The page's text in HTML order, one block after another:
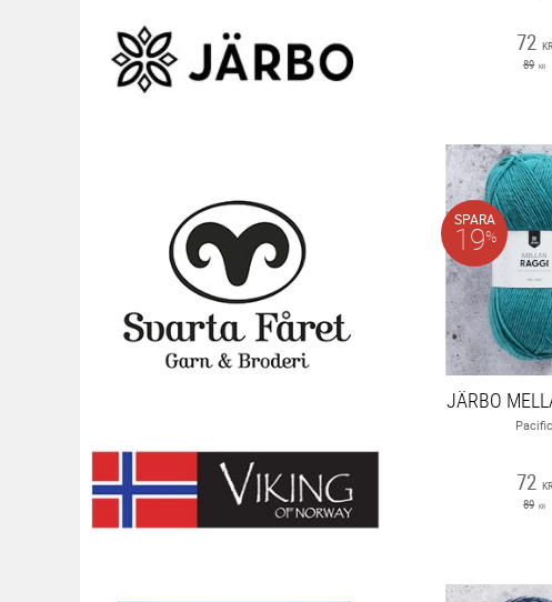
72 KR
89 KR
JÄRBO
Pacific
72 KR
89 KR
SPARA
19%